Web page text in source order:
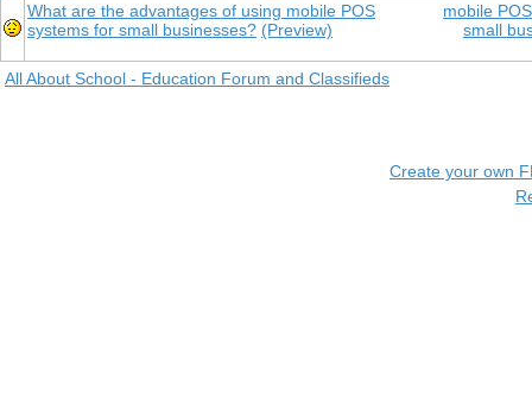
mobile POS
small
What are the advantages of using mobile POS
systems for small businesses? (Preview)
All About School - Education Forum and Classifieds
Create your own